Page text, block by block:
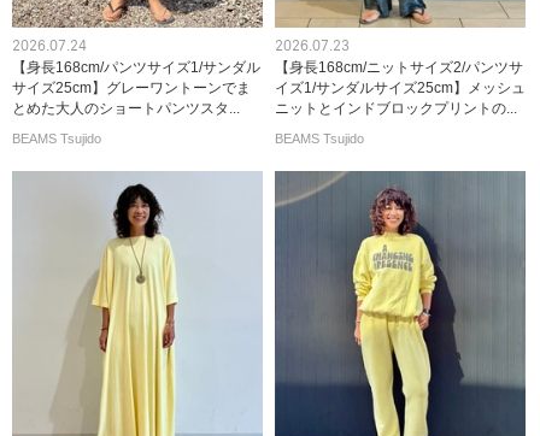
2026.07.24
【身長168cm/パンツサイズ1/サンダル
サイズ25cm】グレーワントーンでま
とめた大人のショートパンツスタ...
BEAMS Tsujido
2026.07.23
【身長168cm/ニットサイズ2/パンツサ
イズ1/サンダルサイズ25cm】メッシュ
ニットとインドブロックプリントの...
BEAMS Tsujido